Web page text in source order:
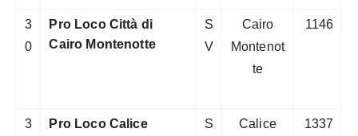
3
0
Pro Loco Città di
Cairo Montenotte
S
V
Cairo
Montenot
te
1146
3
Pro Loco Calice
S
Calice
1337